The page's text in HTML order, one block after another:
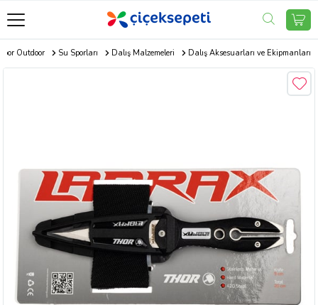
Outdoor Su Sporları Dalış Malzemeleri Dalış Aksesuarları ve Ekipmanları